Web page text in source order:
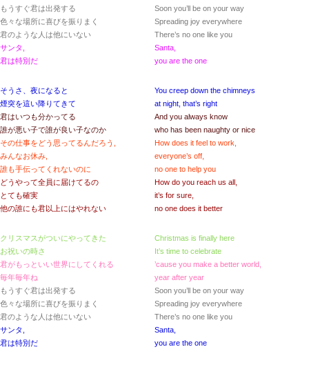
もうすぐ君は出発する
色々な場所に喜びを振りまく
君のような人は他にいない
サンタ,
君は特別だ
そうさ、夜になると
煙突を這い降りてきて
君はいつも分かってる
誰が悪い子で誰が良い子なのか
その仕事をどう思ってるんだろう,
みんなお休み,
誰も手伝ってくれないのに
どうやって全員に届けてるの
とても確実
他の誰にも君以上にはやれない
クリスマスがついにやってきた
お祝いの時さ
君がもっといい世界にしてくれる
毎年毎年ね
もうすぐ君は出発する
色々な場所に喜びを振りまく
君のような人は他にいない
サンタ,
君は特別だ
Soon you’ll be on your way
Spreading joy everywhere
There’s no one like you
Santa,
you are the one
You creep down the chimneys
at night, that’s right
And you always know
who has been naughty or nice
How does it feel to work,
everyone’s off,
no one to help you
How do you reach us all,
it’s for sure,
no one does it better
Christmas is finally here
It’s time to celebrate
’cause you make a better world,
year after year
Soon you’ll be on your way
Spreading joy everywhere
There’s no one like you
Santa,
you are the one